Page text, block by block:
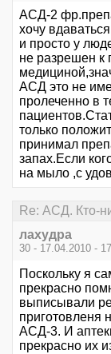
АСД-2
хочу
и просто у
не разрешен
АСД это не
пролеченно в
только
принимал
запах.Если
на мыло ,с
Re: АСД. Кто-
лахудра
30 - 17.04.2010 -
Поскольку я
прекрасно
выписывали
приготовленя
АСД-3. И
прекрасно их